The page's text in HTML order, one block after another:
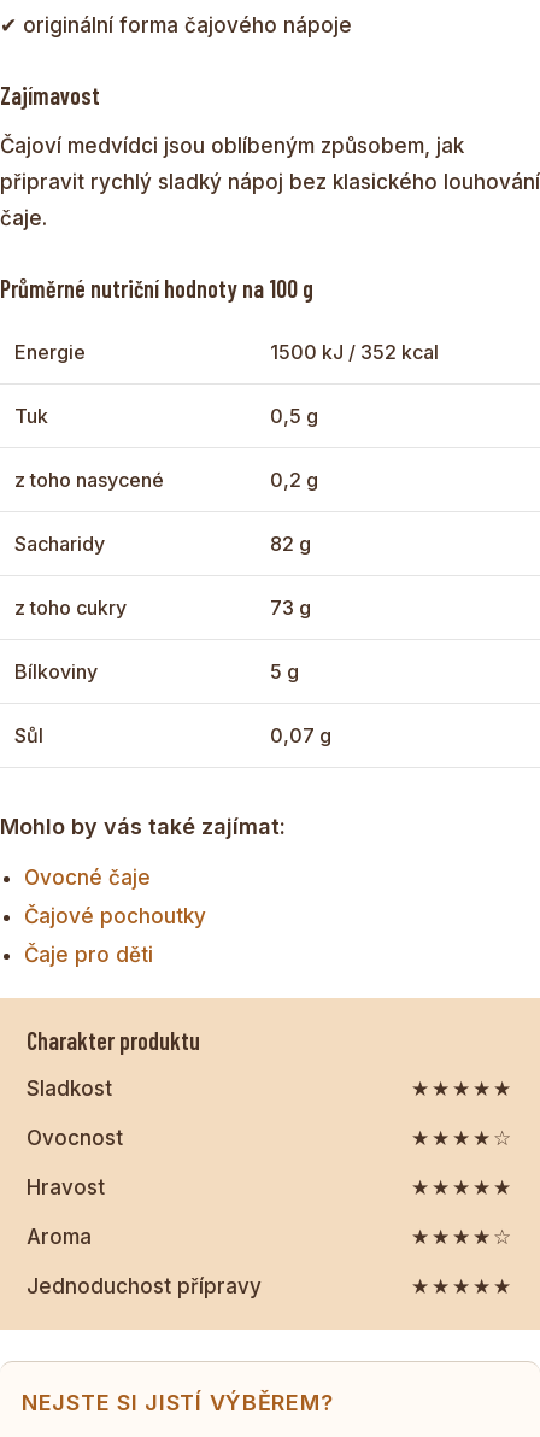
✔ originální forma čajového nápoje
Zajímavost
Čajoví medvídci jsou oblíbeným způsobem, jak
připravit rychlý sladký nápoj bez klasického louhování
čaje.
Průměrné nutriční hodnoty na 100 g
Energie 1500 kJ / 352 kcal
Tuk 0,5 g
z toho nasycené 0,2 g
Sacharidy 82 g
z toho cukry 73 g
Bílkoviny 5 g
Sůl 0,07 g
Mohlo by vás také zajímat:
Ovocné čaje
Čajové pochoutky
Čaje pro děti
Charakter produktu
Sladkost ★★★★★
Ovocnost ★★★★☆
Hravost ★★★★★
Aroma ★★★★☆
Jednoduchost přípravy ★★★★★
NEJSTE SI JISTÍ VÝBĚREM?